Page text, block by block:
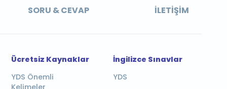
SORU & CEVAP İLETIŞIM
Ücretsiz Kaynaklar
YDS Önemli
Kelimeler
İngilizce Sınavlar
YDS